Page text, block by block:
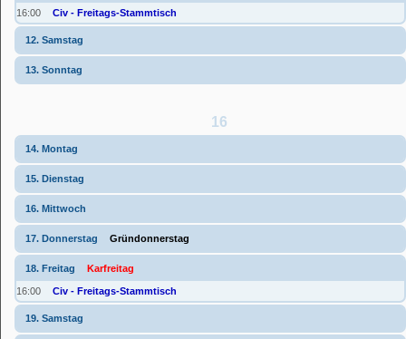
16:00 Civ - Freitags-Stammtisch
12. Samstag
13. Sonntag
16
14. Montag
15. Dienstag
16. Mittwoch
17. Donnerstag Gründonnerstag
18. Freitag Karfreitag
16:00 Civ - Freitags-Stammtisch
19. Samstag